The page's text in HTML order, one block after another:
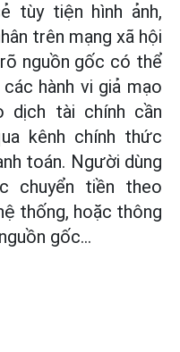
tùy tiện hình ảnh,
trên mạng xã hội
nguồn gốc có thể
hành vi giả mạo
dịch tài chính cần
kênh chính thức
toán. Người dùng
chuyển tiền theo
thống, hoặc thông
gốc...